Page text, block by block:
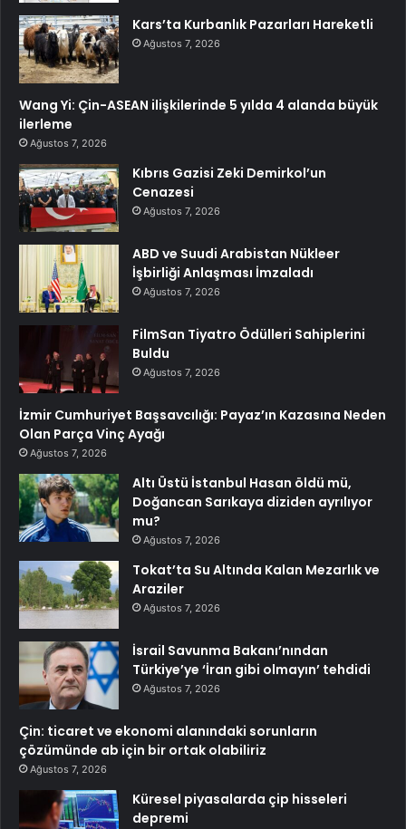
Kars’ta Kurbanlık Pazarları Hareketli
Ağustos 7, 2026
Wang Yi: Çin-ASEAN ilişkilerinde 5 yılda 4 alanda büyük
ilerleme
Ağustos 7, 2026
Kıbrıs Gazisi Zeki Demirkol’un
Cenazesi
Ağustos 7, 2026
ABD ve Suudi Arabistan Nükleer
İşbirliği Anlaşması İmzaladı
Ağustos 7, 2026
FilmSan Tiyatro Ödülleri Sahiplerini
Buldu
Ağustos 7, 2026
İzmir Cumhuriyet Başsavcılığı: Payaz’ın Kazasına Neden
Olan Parça Vinç Ayağı
Ağustos 7, 2026
Altı Üstü İstanbul Hasan öldü mü,
Doğancan Sarıkaya diziden ayrılıyor
mu?
Ağustos 7, 2026
Tokat’ta Su Altında Kalan Mezarlık ve
Araziler
Ağustos 7, 2026
İsrail Savunma Bakanı’nından
Türkiye’ye ‘İran gibi olmayın’ tehdidi
Ağustos 7, 2026
Çin: ticaret ve ekonomi alanındaki sorunların
çözümünde ab için bir ortak olabiliriz
Ağustos 7, 2026
Küresel piyasalarda çip hisseleri
depremi